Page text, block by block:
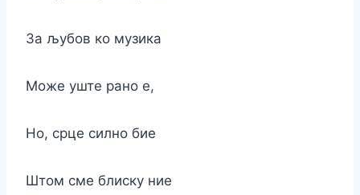
За љубов ко музика
Може уште рано е,
Но, срце силно бие
Штом сме блиску ние